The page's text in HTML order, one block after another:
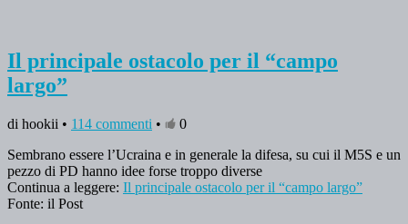
Il principale ostacolo per il “campo
largo”
di hookii • 114 commenti •
0
Sembrano essere l’Ucraina e in generale la difesa, su cui il M5S e un
pezzo di PD hanno idee forse troppo diverse
Continua a leggere: Il principale ostacolo per il “campo largo”
Fonte: il Post